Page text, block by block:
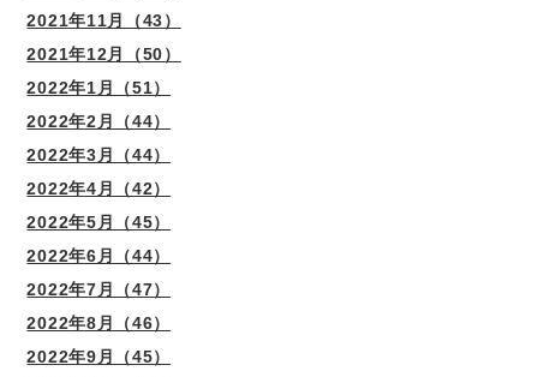
2021年11月（43）
2021年12月（50）
2022年1月（51）
2022年2月（44）
2022年3月（44）
2022年4月（42）
2022年5月（45）
2022年6月（44）
2022年7月（47）
2022年8月（46）
2022年9月（45）